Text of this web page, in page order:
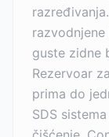
guste zidne
Rezervoar
prima do
SDS